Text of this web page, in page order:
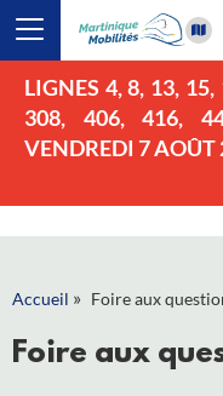
LIGNES 4, 8, 13,
308, 406, 416,
VENDREDI 7 AOÛT
Accueil » Foire aux
Foire aux